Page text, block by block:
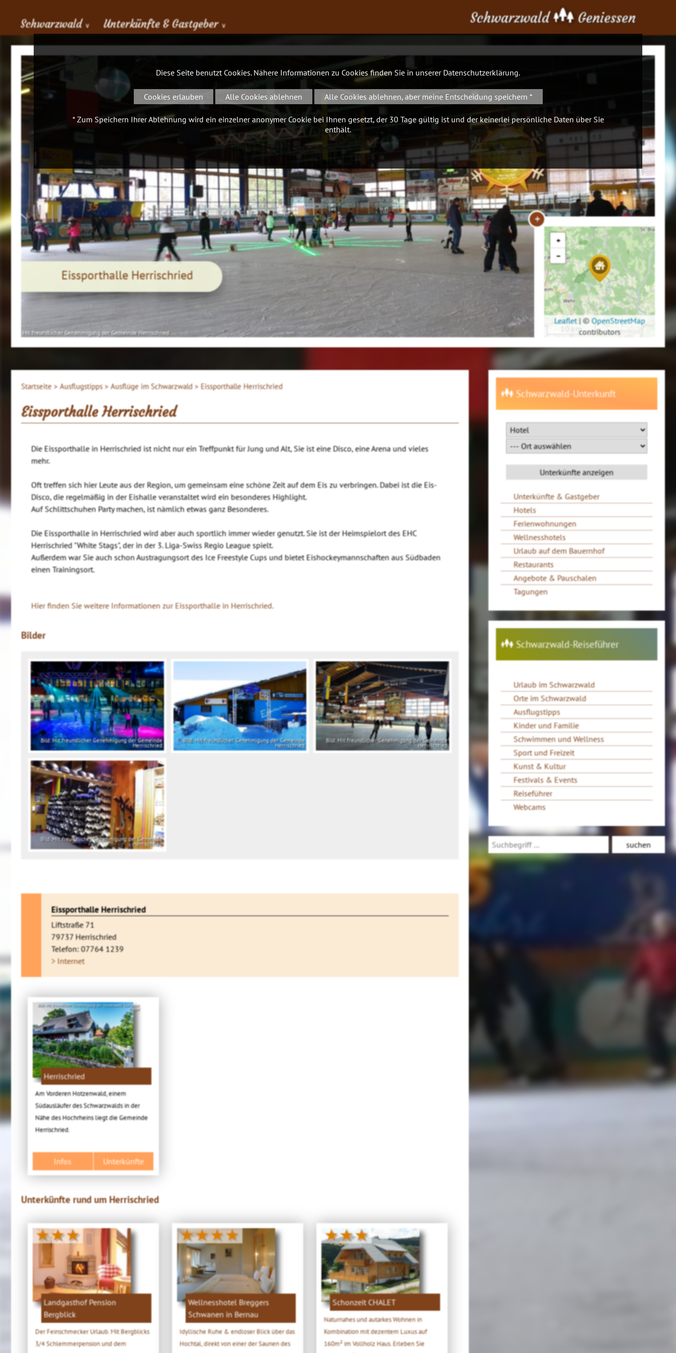
Schwarzwald ∨ Unterkünfte & Gastgeber ∨ Schwarzwald Geniessen
Mit freundlicher Genehmigung der Gemeinde Herrischried
Eissporthalle Herrischried
+
+
−
10 km
Leaflet |©OpenStreetMap
contributors
Startseite > Ausflugstipps > Ausflüge im Schwarzwald > Eissporthalle Herrischried
Eissporthalle Herrischried
Die Eissporthalle in Herrischried ist nicht nur ein Treffpunkt für Jung und Alt, Sie ist eine Disco, eine Arena und vieles
mehr.
Oft treffen sich hier Leute aus der Region, um gemeinsam eine schöne Zeit auf dem Eis zu verbringen. Dabei ist die Eis-
Disco, die regelmäßig in der Eishalle veranstaltet wird ein besonderes Highlight.
Auf Schlittschuhen Party machen, ist nämlich etwas ganz Besonderes.
Die Eissporthalle in Herrischried wird aber auch sportlich immer wieder genutzt. Sie ist der Heimspielort des EHC
Herrischried "White Stags", der in der 3. Liga-Swiss Regio League spielt.
Außerdem war Sie auch schon Austragungsort des Ice Freestyle Cups und bietet Eishockeymannschaften aus Südbaden
einen Trainingsort.
Hier finden Sie weitere Informationen zur Eissporthalle in Herrischried.
Bilder
Bild: Mit freundlicher Genehmigung der Gemeinde
Herrischried
Bild: Mit freundlicher Genehmigung der Gemeinde
Herrischried
Bild: Mit freundlicher Genehmigung der Gemeinde
Herrischried
Bild: Mit freundlicher Genehmigung der Gemeinde
Herrischried
Eissporthalle Herrischried
Liftstraße 71
79737 Herrischried
Telefon: 07764 1239
> Internet
Bild: Mit freundlicher Genehmigung der Hotzenwald Tourismus
GmbH
Herrischried
Am Vorderen Hotzenwald, einem
Südausläufer des Schwarzwalds in der
Nähe des Hochrheins liegt die Gemeinde
Herrischried.
Infos Unterkünfte
Unterkünfte rund um Herrischried
★★★
Landgasthof Pension
Bergblick
Der Feinschmecker Urlaub. Mit Bergblicks
3/4 Schlemmerpension und dem
★★★★
Wellnesshotel Breggers
Schwanen in Bernau
Idyllische Ruhe & endloser Blick über das
Hochtal, direkt von einer der Saunen des
★★★
Schonzeit CHALET
Naturnahes und autarkes Wohnen in
Kombination mit dezentem Luxus auf
160m² im Vollholz Haus. Erleben Sie
Schwarzwald-Unterkunft
Unterkünfte & Gastgeber
Hotels
Ferienwohnungen
Wellnesshotels
Urlaub auf dem Bauernhof
Restaurants
Angebote & Pauschalen
Tagungen
Schwarzwald-Reiseführer
Urlaub im Schwarzwald
Orte im Schwarzwald
Ausflugstipps
Kinder und Familie
Schwimmen und Wellness
Sport und Freizeit
Kunst & Kultur
Festivals & Events
Reiseführer
Webcams
Diese Seite benutzt Cookies. Nähere Informationen zu Cookies finden Sie in unserer Datenschutzerklärung.
Cookies erlauben Alle Cookies ablehnen Alle Cookies ablehnen, aber meine Entscheidung speichern *
* Zum Speichern Ihrer Ablehnung wird ein einzelner anonymer Cookie bei Ihnen gesetzt, der 30 Tage gültig ist und der keinerlei persönliche Daten über Sie
enthält.